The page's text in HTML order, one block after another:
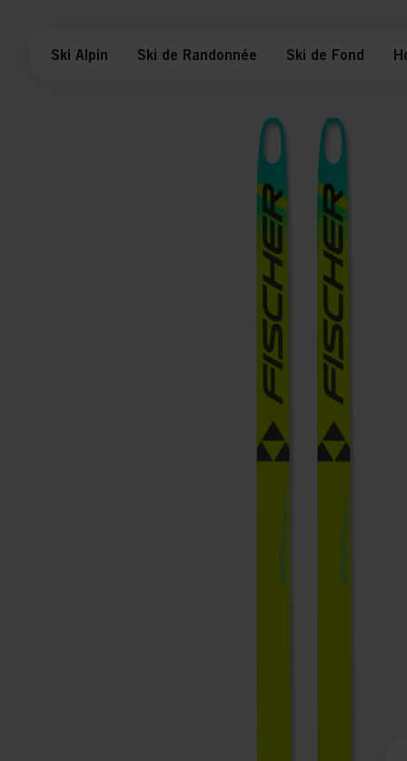
Ski Alpin Ski de Randonnée Ski de Fond